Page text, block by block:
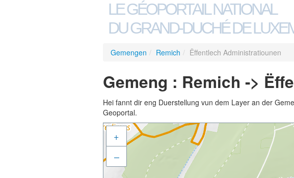
LE GÉOPORTAIL NATIONAL
DU GRAND-DUCHÉ DE
Gemengen / Remich / Ëffentlech Administratiounen
Gemeng : Remich ->
Hei fannt dir eng Duerstellung vun dem Layer an der
Geoportal.
+
–